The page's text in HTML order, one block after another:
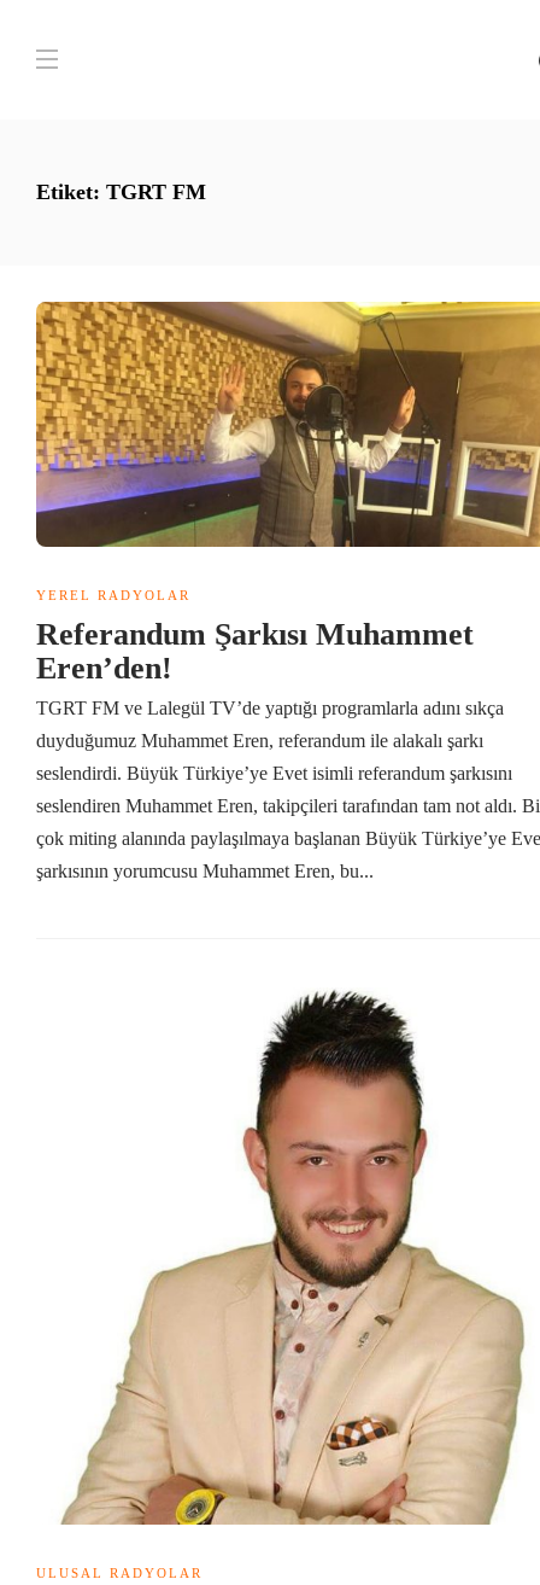
Etiket: TGRT FM
YEREL RADYOLAR
Referandum Şarkısı Muhammet
Eren’den!
TGRT FM ve Lalegül TV’de yaptığı programlarla adını sıkça
duyduğumuz Muhammet Eren, referandum ile alakalı şarkı
seslendirdi. Büyük Türkiye’ye Evet isimli referandum şarkısını
seslendiren Muhammet Eren, takipçileri tarafından tam not aldı.
çok miting alanında paylaşılmaya başlanan Büyük Türkiye’ye
şarkısının yorumcusu Muhammet Eren, bu...
ULUSAL RADYOLAR